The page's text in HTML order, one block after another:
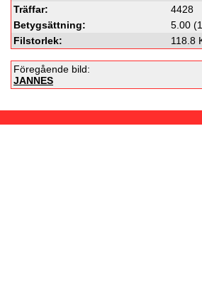
Träffar:
4428
Betygsättning:
5.00
Filstorlek:
118.8
Föregående bild:
JANNES